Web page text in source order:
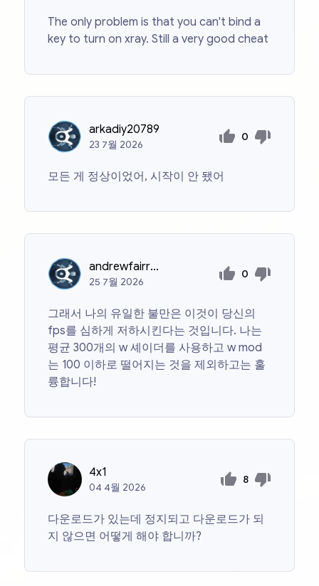
The only problem is that you can't bind a
key to turn on xray. Still a very good cheat
arkadiy20789
23 7월 2026
0
모든 게 정상이었어, 시작이 안 됐어
andrewfairrow
25 7월 2026
0
그래서 나의 유일한 불만은 이것이 당신의
fps를 심하게 저하시킨다는 것입니다. 나는
평균 300개의 w 셰이더를 사용하고 w mod
는 100 이하로 떨어지는 것을 제외하고는 훌
륭합니다!
4x1
04 4월 2026
8
다운로드가 있는데 정지되고 다운로드가 되
지 않으면 어떻게 해야 합니까?